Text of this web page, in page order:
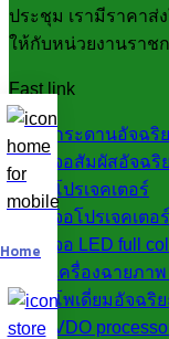
ประชุม เรามีราคา
ให้กับหน่วยงานราช
Fast link
กระดานอัจฉริ
จอสัมผัสอัจฉริ
โปรเจคเตอร์
จอโปรเจคเตอร์
จอ LED full
เครื่องฉายภา
โพเดี่ยมอัจฉริย
VDO
Home